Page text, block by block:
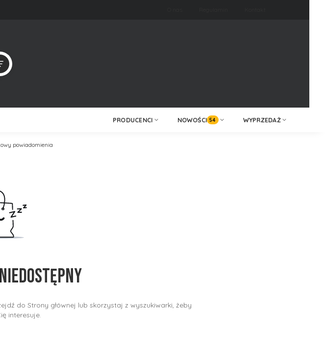
PRODUCENCI NOWOŚCI 54 WYPRZEDAŻ
powiadomienia
do Strony głównej lub skorzystaj z wyszukiwarki, żeby
interesuje.